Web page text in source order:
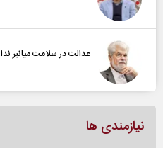
عدالت در سلامت میانبر
نیازمندی ها